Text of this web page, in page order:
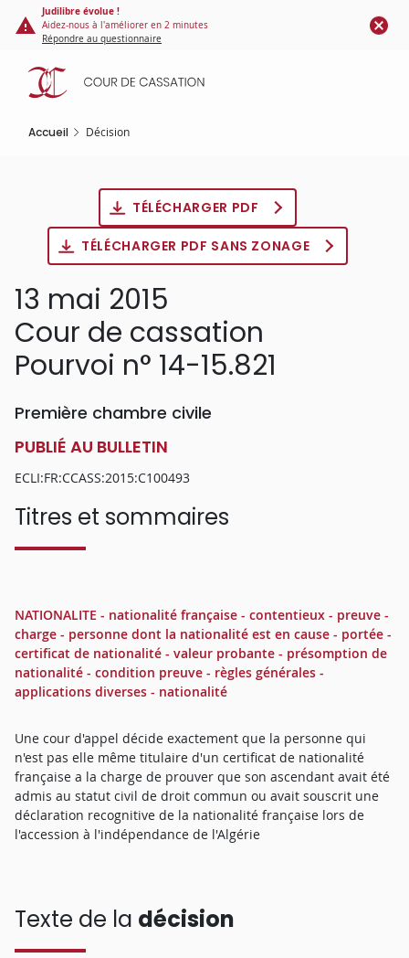
Panneau de gestion des cookies
contenu
principal
Judilibre évolue !
Aidez-nous à l'améliorer en 2 minutes
Répondre au questionnaire
Accueil Décision
TÉLÉCHARGER PDF
TÉLÉCHARGER PDF SANS ZONAGE
13 mai 2015
Cour de cassation
Pourvoi n° 14-15.821
Première chambre civile
PUBLIÉ AU BULLETIN
ECLI:FR:CCASS:2015:C100493
Titres et sommaires
NATIONALITE - nationalité française - contentieux - preuve -
charge - personne dont la nationalité est en cause - portée -
certificat de nationalité - valeur probante - présomption de
nationalité - condition preuve - règles générales -
applications diverses - nationalité
Une cour d'appel décide exactement que la personne qui
n'est pas elle même titulaire d'un certificat de nationalité
française a la charge de prouver que son ascendant avait été
admis au statut civil de droit commun ou avait souscrit une
déclaration recognitive de la nationalité française lors de
l'accession à l'indépendance de l'Algérie
Texte de la décision